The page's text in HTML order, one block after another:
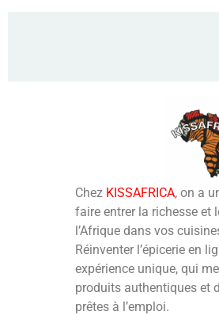
Chez KISSAFRICA, on a
faire entrer la richesse et
l’Afrique dans vos
Réinventer l’épicerie en
expérience unique, qui
produits authentiques et
prêtes à l’emploi.